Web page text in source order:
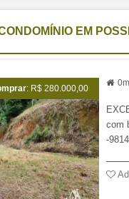
EM
: R$ 280.000,00
com
-